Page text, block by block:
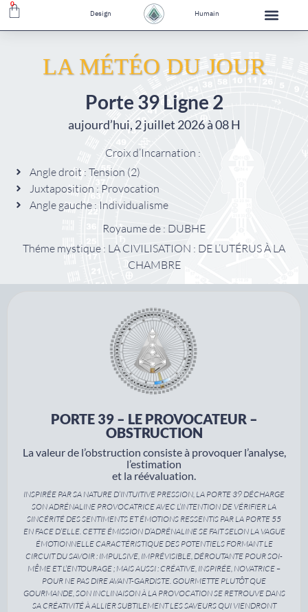
0
Design Humain
LA MÉTÉO DU JOUR
Porte 39 Ligne 2
aujourd’hui, 2 juillet 2026 à 08 H
Croix d’Incarnation :
Angle droit : Tension (2)
Juxtaposition : Provocation
Angle gauche : Individualisme
Royaume de : DUBHE
Théme mystique : LA CIVILISATION : DE L’UTÉRUS À LA
CHAMBRE
PORTE 39 – LE PROVOCATEUR –
OBSTRUCTION
La valeur de l’obstruction consiste à provoquer l’analyse,
l’estimation
et la réévaluation.
INSPIRÉE PAR SA NATURE D’INTUITIVE PRESSION, LA PORTE 39 DÉCHARGE
SON ADRÉNALINE PROVOCATRICE AVEC L’INTENTION DE VÉRIFIER LA
SINCÉRITÉ DES SENTIMENTS ET ÉMOTIONS RESSENTIS PAR LA PORTE 55
EN FACE D’ELLE. CETTE ÉMISSION D’ADRÉNALINE SE FAIT SELON LA VAGUE
ÉMOTIONNELLE CARACTÉRISTIQUE DES POTENTIELS FORMANT LE
CIRCUIT DU SAVOIR : IMPULSIVE, IMPRÉVISIBLE, DÉROUTANTE POUR SOI-
MÊME ET L’ENTOURAGE ; MAIS AUSSI : CRÉATIVE, INSPIRÉE, NOVATRICE –
POUR NE PAS DIRE AVANT-GARDISTE. GOURMETTE PLUTÔT QUE
GOURMANDE, SON INCLINAISON À LA PROVOCATION SE RETROUVE DANS
SA CRÉATIVITÉ À ALLIER SUBTILEMENT LES SAVEURS QUI VIENDRONT